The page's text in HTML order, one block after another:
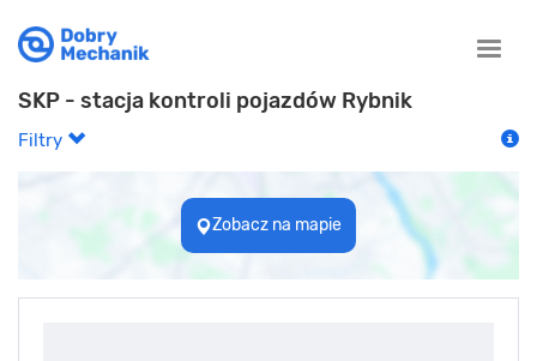
Toggle
SKP - stacja kontroli pojazdów Rybnik
Filtry
Zobacz na mapie